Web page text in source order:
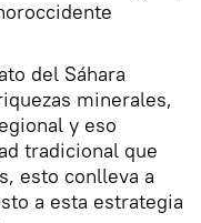
del Sáhara
minerales,
y eso
tradicional que
esto conlleva a
a esta estrategia